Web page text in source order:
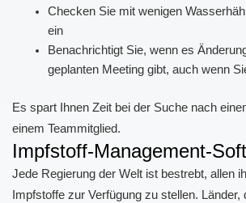
Checken Sie mit wenigen
ein
Benachrichtigt Sie, wenn es
geplanten Meeting gibt, auch wenn
Es spart Ihnen Zeit bei der Suche nach
einem Teammitglied.
Impfstoff-Management-
Jede Regierung der Welt ist bestrebt, allen
Impfstoffe zur Verfügung zu stellen. Länder,